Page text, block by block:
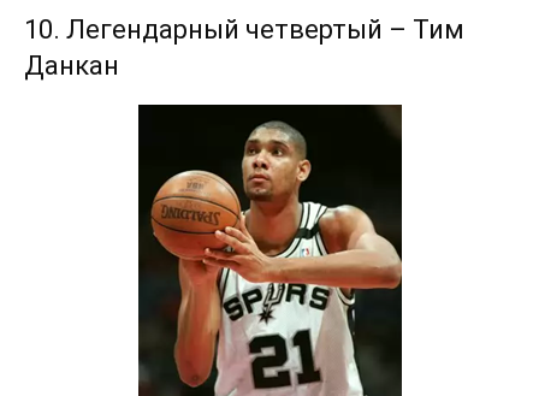
10. Легендарный четвертый – Тим
Данкан